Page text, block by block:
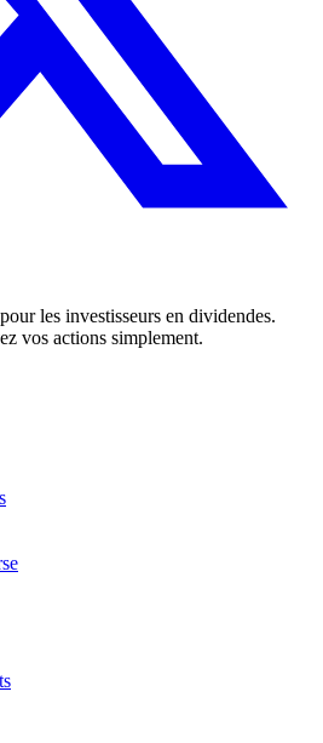
les investisseurs en dividendes.
vos actions simplement.